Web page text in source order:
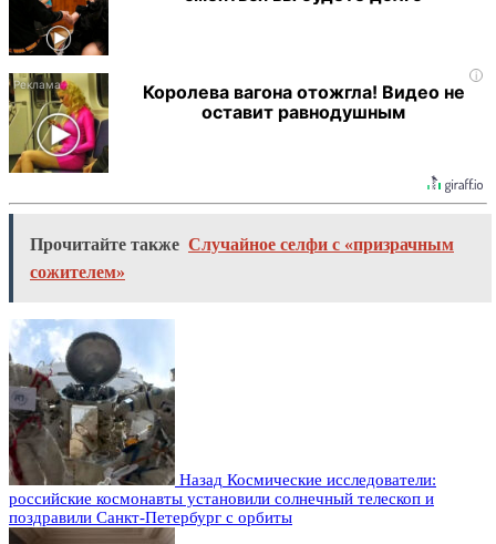
i
Королева вагона отожгла! Видео не
оставит равнодушным
Прочитайте также Случайное селфи с «призрачным
сожителем»
Назад Космические исследователи:
российские космонавты установили солнечный телескоп и
поздравили Санкт-Петербург с орбиты